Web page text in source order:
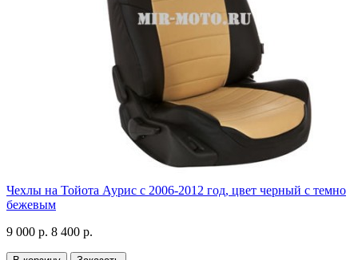
Чехлы на Тойота Аурис с 2006-2012 год, цвет черный с темно
бежевым
9 000 р. 8 400 р.